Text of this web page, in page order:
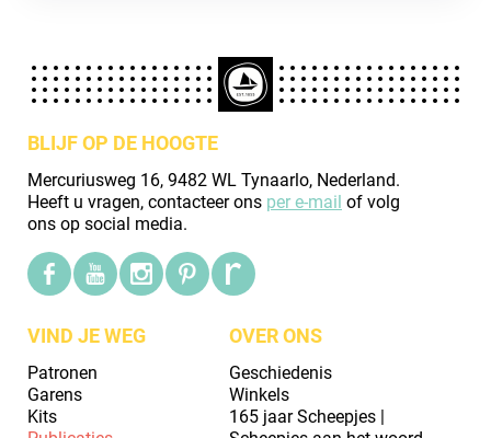
BLIJF OP DE HOOGTE
Mercuriusweg 16, 9482 WL Tynaarlo, Nederland.
Heeft u vragen, contacteer ons per e-mail of volg
ons op social media.
VIND JE WEG
Patronen
Garens
Kits
OVER ONS
Geschiedenis
Winkels
165 jaar Scheepjes |